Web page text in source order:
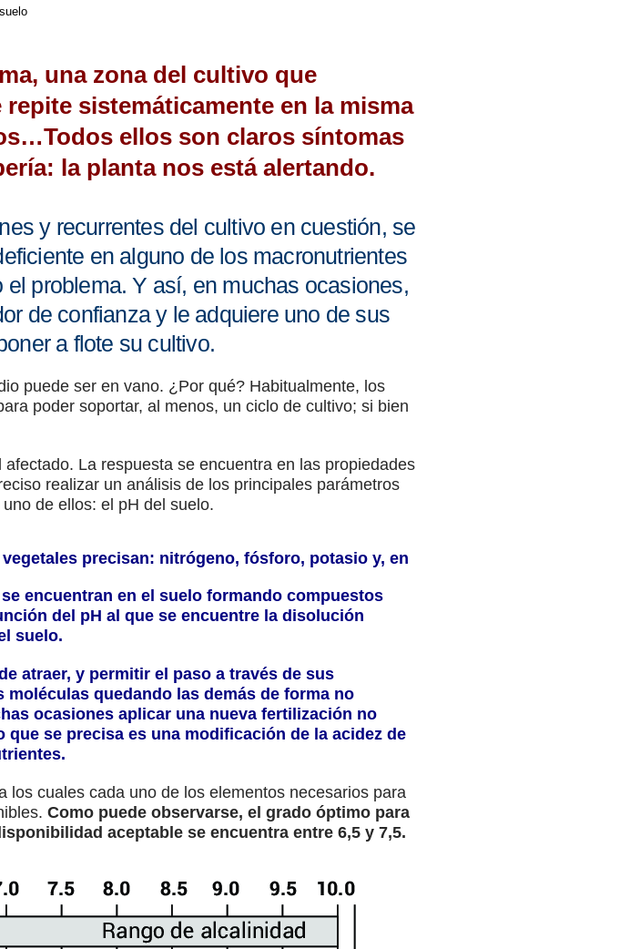
suelo
una zona del cultivo que
sistemáticamente en la misma
ellos son claros síntomas
la planta nos está alertando.
y recurrentes del cultivo en cuestión, se
en alguno de los macronutrientes
problema. Y así, en muchas ocasiones,
de confianza y le adquiere uno de sus
a flote su cultivo.
puede ser en vano. ¿Por qué? Habitualmente, los
poder soportar, al menos, un ciclo de cultivo; si bien
La respuesta se encuentra en las propiedades
realizar un análisis de los principales parámetros
de ellos: el pH del suelo.
precisan: nitrógeno, fósforo, potasio y, en
encuentran en el suelo formando compuestos
del pH al que se encuentre la disolución
suelo.
atraer, y permitir el paso a través de sus
quedando las demás de forma no
ocasiones aplicar una nueva fertilización no
se precisa es una modificación de la acidez de
cuales cada uno de los elementos necesarios para
Como puede observarse, el grado óptimo para
aceptable se encuentra entre 6,5 y 7,5.